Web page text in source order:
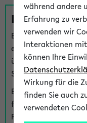
Fragen zu
Bei inhaltlichen und
einzelnen
über denFragen-
Support kann hier
Bei Veranstaltungen
finden Sie eine
Platzzuteilung im
während andere
Erfahrung zu
verwenden wir
Interaktionen mit
können Ihre
Wirkung für die
finden Sie auch
verwendeten